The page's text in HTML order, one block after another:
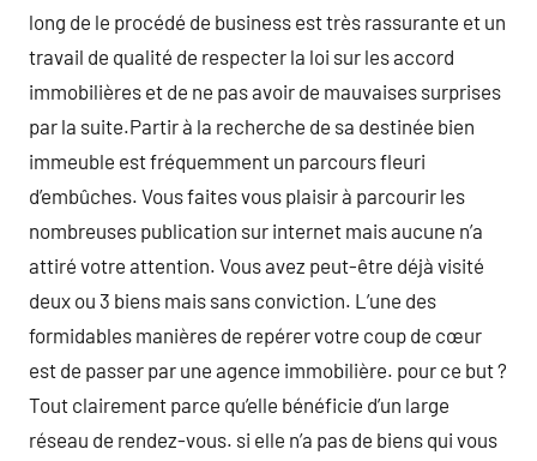
long de le procédé de business est très rassurante et un
travail de qualité de respecter la loi sur les accord
immobilières et de ne pas avoir de mauvaises surprises
par la suite.Partir à la recherche de sa destinée bien
immeuble est fréquemment un parcours fleuri
d’embûches. Vous faites vous plaisir à parcourir les
nombreuses publication sur internet mais aucune n’a
attiré votre attention. Vous avez peut-être déjà visité
deux ou 3 biens mais sans conviction. L’une des
formidables manières de repérer votre coup de cœur
est de passer par une agence immobilière. pour ce but ?
Tout clairement parce qu’elle bénéficie d’un large
réseau de rendez-vous. si elle n’a pas de biens qui vous